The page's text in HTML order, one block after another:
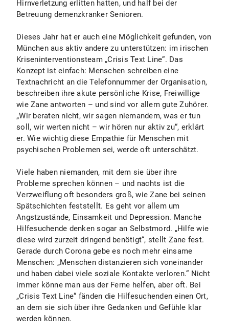
Hirnverletzung erlitten hatten, und half bei der
Betreuung demenzkranker Senioren.
Dieses Jahr hat er auch eine Möglichkeit gefunden, von
München aus aktiv andere zu unterstützen: im irischen
Kriseninterventionsteam „Crisis Text Line“. Das
Konzept ist einfach: Menschen schreiben eine
Textnachricht an die Telefonnummer der Organisation,
beschreiben ihre akute persönliche Krise, Freiwillige
wie Zane antworten – und sind vor allem gute Zuhörer.
„Wir beraten nicht, wir sagen niemandem, was er tun
soll, wir werten nicht – wir hören nur aktiv zu“, erklärt
er. Wie wichtig diese Empathie für Menschen mit
psychischen Problemen sei, werde oft unterschätzt.
Viele haben niemanden, mit dem sie über ihre
Probleme sprechen können – und nachts ist die
Verzweiflung oft besonders groß, wie Zane bei seinen
Spätschichten feststellt. Es geht vor allem um
Angstzustände, Einsamkeit und Depression. Manche
Hilfesuchende denken sogar an Selbstmord. „Hilfe wie
diese wird zurzeit dringend benötigt“, stellt Zane fest.
Gerade durch Corona gebe es noch mehr einsame
Menschen: „Menschen distanzieren sich voneinander
und haben dabei viele soziale Kontakte verloren.“ Nicht
immer könne man aus der Ferne helfen, aber oft. Bei
„Crisis Text Line“ fänden die Hilfesuchenden einen Ort,
an dem sie sich über ihre Gedanken und Gefühle klar
werden können.